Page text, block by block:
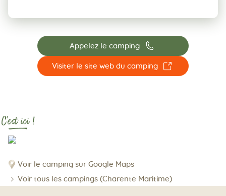
Appelez le camping 📞
Visiter le site web du camping ☐
C'est ici !
Voir le camping sur Google Maps
Voir tous les campings (Charente Maritime)